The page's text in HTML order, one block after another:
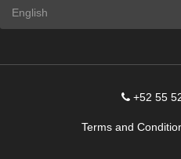
+52 55
Terms and